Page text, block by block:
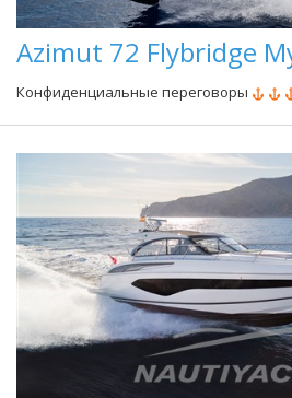
Azimut 72 Flybridge
Конфиденциальные переговоры